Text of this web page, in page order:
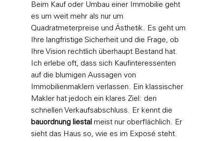
Beim Kauf oder Umbau einer Immobilie geht
es um weit mehr als nur um
Quadratmeterpreise und Ästhetik. Es geht um
Ihre langfristige Sicherheit und die Frage, ob
Ihre Vision rechtlich überhaupt Bestand hat.
Ich erlebe oft, dass sich Kaufinteressenten
auf die blumigen Aussagen von
Immobilienmaklern verlassen. Ein klassischer
Makler hat jedoch ein klares Ziel: den
schnellen Verkaufsabschluss. Er kennt die
bauordnung liestal meist nur oberflächlich. Er
sieht das Haus so, wie es im Exposé steht.